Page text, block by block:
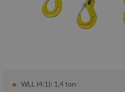
WLL (4:1): 1,4 ton